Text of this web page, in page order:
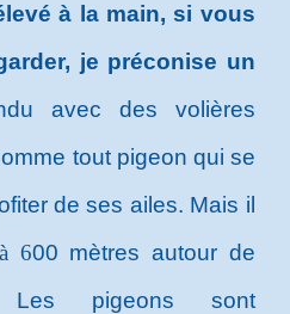
à la main, si vous
je préconise un
avec des volières
tout pigeon qui se
de ses ailes. Mais il
à 600 mètres autour de
Les pigeons sont